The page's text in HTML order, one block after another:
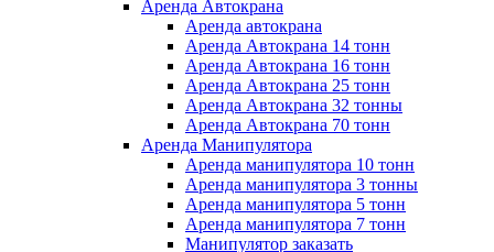
Аренда Автокрана
Аренда автокрана
Аренда Автокрана 14 тонн
Аренда Автокрана 16 тонн
Аренда Автокрана 25 тонн
Аренда Автокрана 32 тонны
Аренда Автокрана 70 тонн
Аренда Манипулятора
Аренда манипулятора 10 тонн
Аренда манипулятора 3 тонны
Аренда манипулятора 5 тонн
Аренда манипулятора 7 тонн
Манипулятор заказать